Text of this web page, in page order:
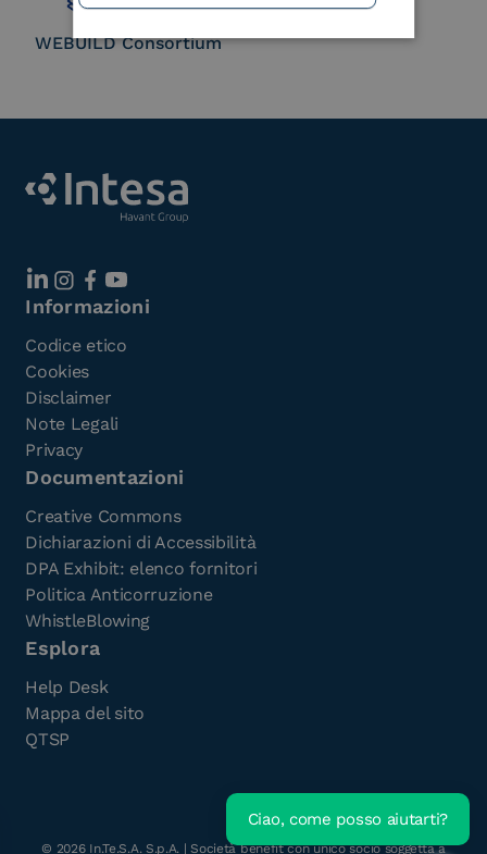
WEBUILD Consortium
Informazioni
Codice etico
Cookies
Disclaimer
Note Legali
Privacy
Documentazioni
Creative Commons
Dichiarazioni di Accessibilità
DPA Exhibit: elenco fornitori
Politica Anticorruzione
WhistleBlowing
Esplora
Help Desk
Mappa del sito
QTSP
© 2026In.Te.S.A. S.p.A. | Società benefit con unico socio soggetta a
Ciao, come posso aiutarti?